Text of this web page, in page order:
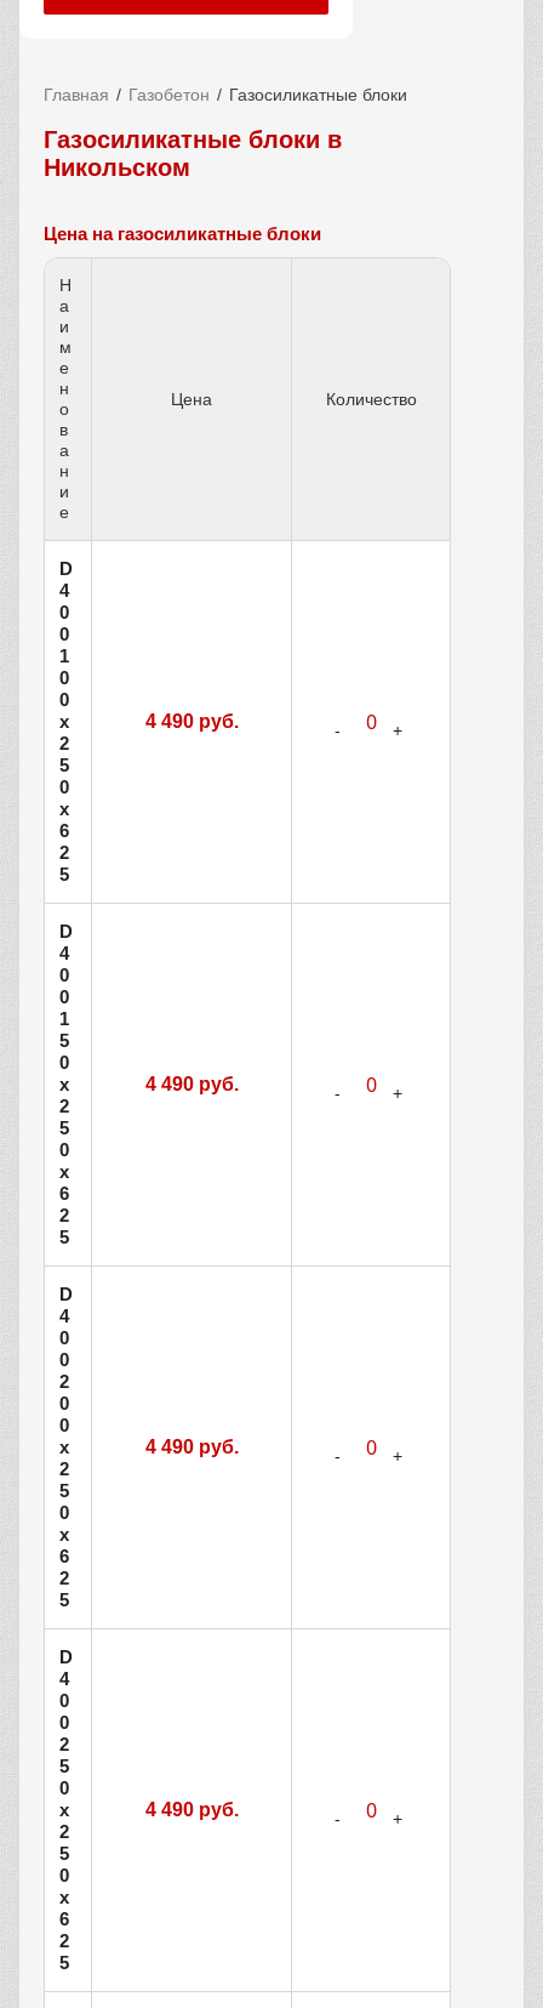
Главная Газобетон Газосиликатные блоки
Газосиликатные блоки в
Никольском
Цена на газосиликатные блоки
Н
а
и
м
е
н
о
в
а
н
и
е
Цена Количество
D
4
0
0
1
0
0
х
2
5
0
х
6
2
5
4 490 руб.
D
4
0
0
1
5
0
х
2
5
0
х
6
2
5
4 490 руб.
D
4
0
0
2
0
0
х
2
5
0
х
6
2
5
4 490 руб.
D
4
0
0
2
5
0
х
2
5
0
х
6
2
5
4 490 руб.